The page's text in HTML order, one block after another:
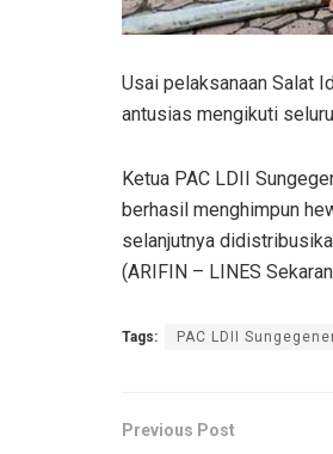
Usai pelaksanaan Salat
antusias mengikuti
Ketua PAC LDII
berhasil menghimpun
selanjutnya
(ARIFIN – LINES
Tags: PAC LDII
Previous Post